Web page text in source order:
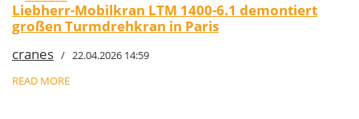
Liebherr-Mobilkran LTM 1400-6.1 demontiert
großen Turmdrehkran in Paris
cranes / 22.04.2026 14:59
READ MORE